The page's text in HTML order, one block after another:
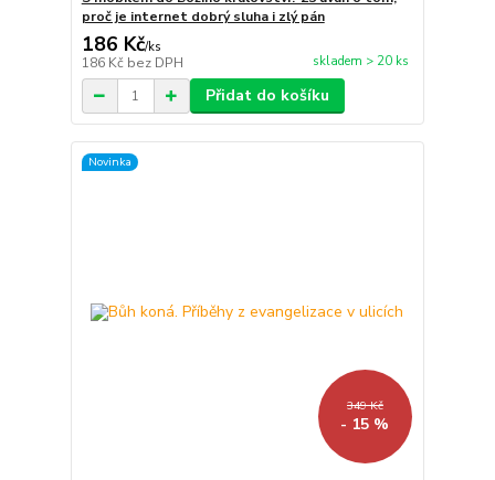
proč je internet dobrý sluha i zlý pán
186 Kč/ks
186 Kč bez DPH skladem > 20 ks
Přidat do košíku
Novinka
349 Kč
- 15 %